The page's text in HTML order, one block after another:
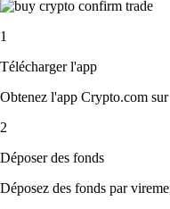
1
Télécharger l'app
Obtenez l'app Crypto.com
2
Déposer des fonds
Déposez des fonds par